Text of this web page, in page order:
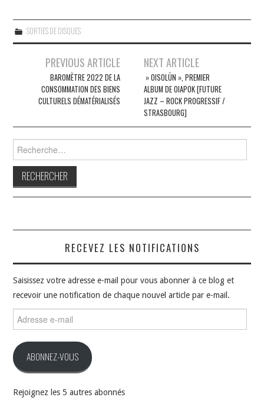
SORTIES DE DISQUES
Navigation
articles
PREVIOUS ARTICLE
BAROMÈTRE 2022 DE LA
CONSOMMATION DES BIENS
CULTURELS DÉMATÉRIALISÉS
NEXT ARTICLE
» OISOL​Ü​N », PREMIER
ALBUM DE OIAPOK [FUTURE
JAZZ – ROCK PROGRESSIF /
STRASBOURG]
RECEVEZ LES NOTIFICATIONS
Saisissez votre adresse e-mail pour vous abonner à ce blog et
recevoir une notification de chaque nouvel article par e-mail.
e-
ABONNEZ-VOUS
Rejoignez les 5 autres abonnés